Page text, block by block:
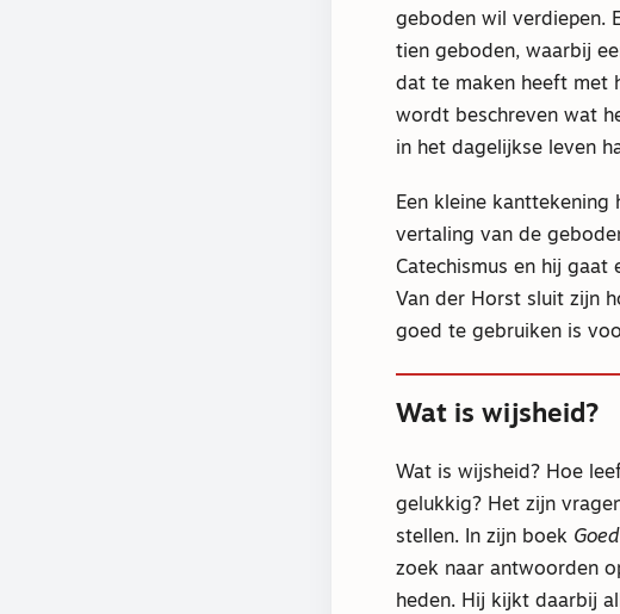
geboden wil verdiepen.
tien geboden, waarbij
dat te maken heeft met
wordt beschreven wat
in het dagelijkse leven
Een kleine
vertaling van de
Catechismus en hij
Van der Horst sluit zijn
goed te gebruiken is
Wat is wijsheid?
Wat is wijsheid? Hoe
gelukkig? Het zijn
stellen. In zijn boek
zoek naar antwoorden
heden. Hij kijkt daarbij